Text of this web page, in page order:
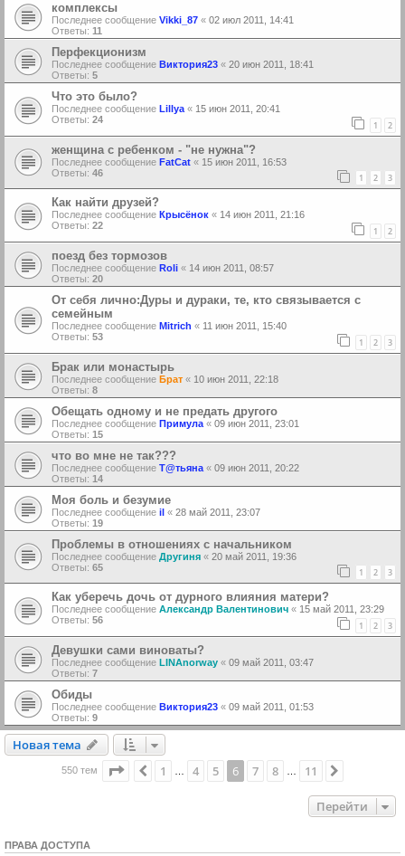
комплексы
Последнее сообщение Vikki_87 « 02 июл 2011, 14:41
Ответы: 11
Перфекционизм
Последнее сообщение Виктория23 « 20 июн 2011, 18:41
Ответы: 5
Что это было?
Последнее сообщение Lillya « 15 июн 2011, 20:41
Ответы: 24 1 2
женщина с ребенком - "не нужна"?
Последнее сообщение FatCat « 15 июн 2011, 16:53
Ответы: 46 1 2 3
Как найти друзей?
Последнее сообщение Крысёнок « 14 июн 2011, 21:16
Ответы: 22 1 2
поезд без тормозов
Последнее сообщение Roli « 14 июн 2011, 08:57
Ответы: 20
От себя лично:Дуры и дураки, те, кто связывается с
семейным
Последнее сообщение Mitrich « 11 июн 2011, 15:40
Ответы: 53 1 2 3
Брак или монастырь
Последнее сообщение Брат « 10 июн 2011, 22:18
Ответы: 8
Обещать одному и не предать другого
Последнее сообщение Примула « 09 июн 2011, 23:01
Ответы: 15
что во мне не так???
Последнее сообщение Т@тьяна « 09 июн 2011, 20:22
Ответы: 14
Моя боль и безумие
Последнее сообщение il « 28 май 2011, 23:07
Ответы: 19
Проблемы в отношениях с начальником
Последнее сообщение Другиня « 20 май 2011, 19:36
Ответы: 65 1 2 3
Как уберечь дочь от дурного влияния матери?
Последнее сообщение Александр Валентинович « 15 май 2011, 23:29
Ответы: 56 1 2 3
Девушки сами виноваты?
Последнее сообщение LINAnorway « 09 май 2011, 03:47
Ответы: 7
Обиды
Последнее сообщение Виктория23 « 09 май 2011, 01:53
Ответы: 9
Новая тема
Новаятема
550 тем Страница из 11
Пред.
1 4 5 6 7 8 11
Перейти
ПРАВА ДОСТУПА